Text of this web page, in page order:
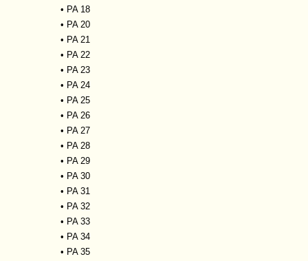
• PA 18
• PA 20
• PA 21
• PA 22
• PA 23
• PA 24
• PA 25
• PA 26
• PA 27
• PA 28
• PA 29
• PA 30
• PA 31
• PA 32
• PA 33
• PA 34
• PA 35